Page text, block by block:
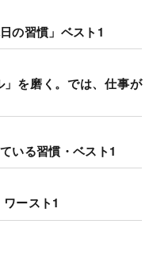
の習慣」ベスト1
を磨く。では、仕事が
いる習慣・ベスト1
ースト1